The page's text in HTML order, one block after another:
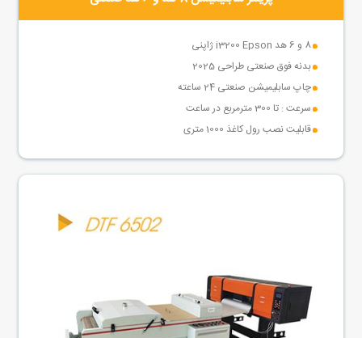
8 و 6 هد i3200 Epson ژاپنی
بدنه فوق صنعتی طراحی 2025
چاپ سابلیمیشن صنعتی 24 ساعته
سرعت : تا 300 مترمربع در ساعت
قابلیت نصب رول کاغذ 1000 متری